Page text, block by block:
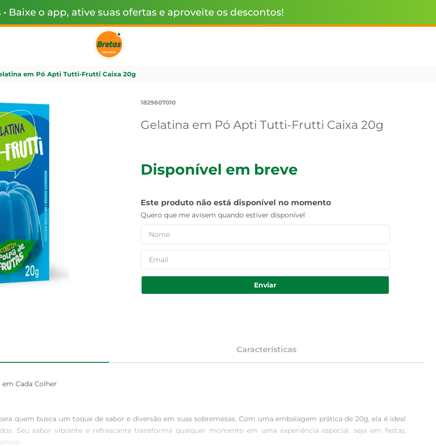
• Baixe o app, ative suas ofertas e aproveite os descontos!
em Pó Apti Tutti-Frutti Caixa 20g
1829607010
Gelatina em Pó Apti Tutti-Frutti Caixa 20g
Disponível em breve
Este produto não está disponível no momento
Quero que me avisem quando estiver disponível
Enviar
Características
em Cada Colher
quem busca um toque de sabor e diversão em suas sobremesas. Com uma embalagem prática de 20g, ela é ideal
Seu sabor vibrante e refrescante transforma qualquer momento em uma experiência especial, seja em festas,